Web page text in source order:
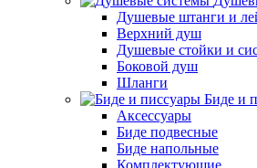
Душевые штанги и
Верхний душ
Душевые стойки и
Боковой душ
Шланги
Биде и
Аксессуары
Биде подвесные
Биде напольные
Комплектующие